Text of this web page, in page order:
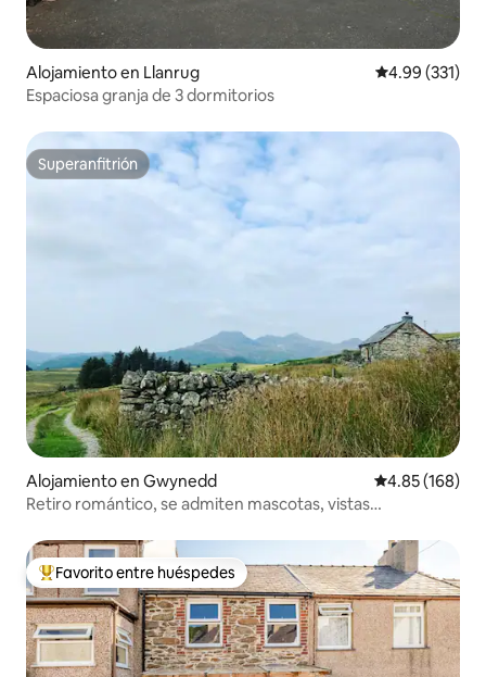
Alojamiento en Llanrug Calificación
4.99 (331)
Espaciosa granja de 3 dormitorios
Superanfitrión
Superanfitrión
Alojamiento en Gwynedd Calificación
4.85 (168)
Retiro romántico, se admiten mascotas, vistas
Favorito entre huéspedes preferido
Favorito entre huéspedes